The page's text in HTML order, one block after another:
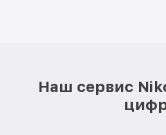
Наш сервис